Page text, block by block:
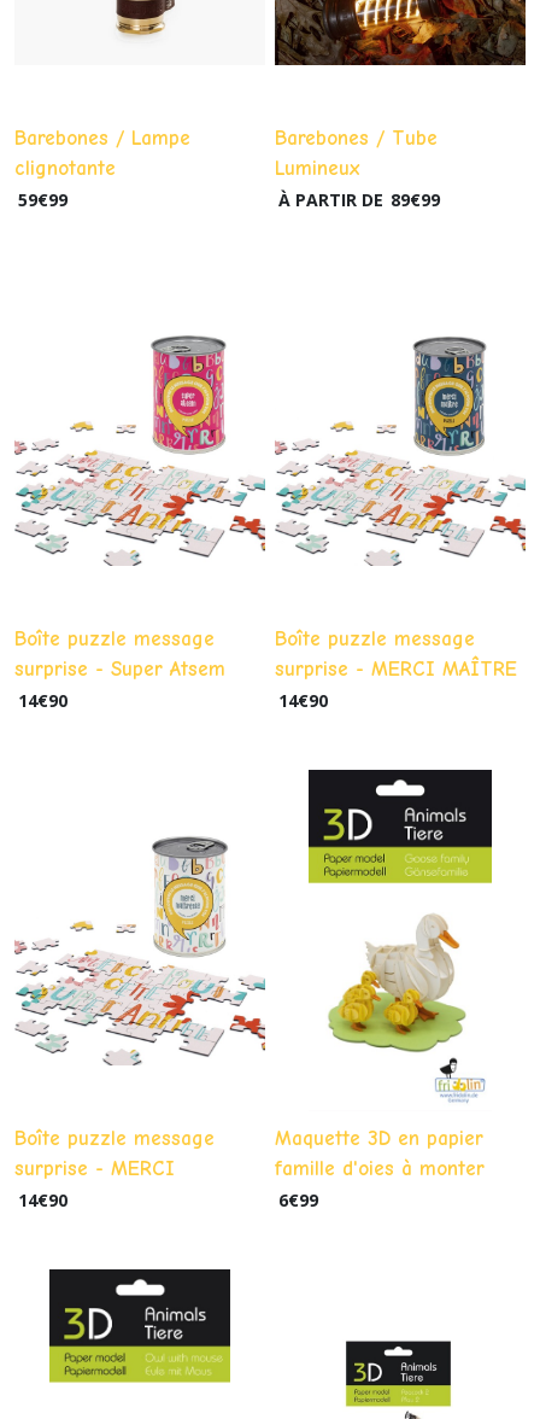
Barebones / Lampe
clignotante
59€99
Barebones / Tube
Lumineux
À PARTIR DE 89€99
Boîte puzzle message
surprise - Super Atsem
14€90
Boîte puzzle message
surprise - MERCI MAÎTRE
14€90
Boîte puzzle message
surprise - MERCI
MAÎTRESSE
14€90
Maquette 3D en papier
famille d'oies à monter
6€99